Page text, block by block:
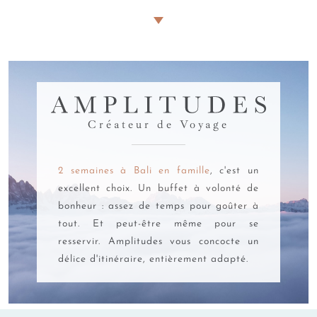
experts des périples familiaux
Voici une sélection d'activités coup de cœur adaptées à l'âge
Pour les tout-petits (0-4 ans)
S'émerveiller au Bali Bird Park: Pour les
amoureux des oiseaux, le Bali Bird Park est un
véritable sanctuaire tropical situé à Gianyar,
abritant plus de 1 000 oiseaux de 250 espèces
même dédiée aux reptiles, avec la présence
AMPLITUDES
Créateur de Voyage
2 semaines à Bali en famille, c'est un
excellent choix. Un buffet à volonté de
bonheur : assez de temps pour goûter à
tout. Et peut-être même pour se
resservir. Amplitudes vous concocte un
délice d'itinéraire, entièrement adapté.